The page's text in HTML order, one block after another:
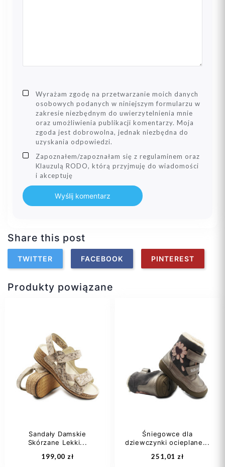
Wyrażam zgodę na przetwarzanie moich danych
osobowych podanych w niniejszym formularzu w
zakresie niezbędnym do uwierzytelnienia mnie
oraz umożliwienia publikacji komentarzy. Moja
zgoda jest dobrowolna, jednak niezbędna do
uzyskania odpowiedzi.
Zapoznałem/zapoznałam się z regulaminem oraz
Klauzulą RODO, którą przyjmuję do wiadomości
i akceptuję
Wyślij komentarz
Share this post
TWITTER FACEBOOK PINTEREST
Produkty powiązane
Sandały Damskie
Skórzane Lekki...
199,00 zł
Śniegowce dla
dziewczynki ocieplane...
251,01 zł